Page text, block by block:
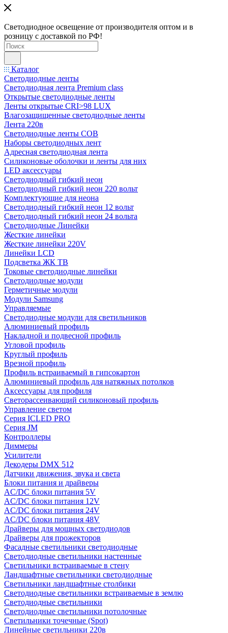
Светодиодное освещение от производителя оптом и в
розницу с доставкой по РФ!
Каталог
Светодиодные ленты
Светодиодная лента Premium class
Открытые светодиодные ленты
Ленты открытые CRI>98 LUX
Влагозащищенные светодиодные ленты
Лента 220в
Светодиодные ленты COB
Наборы светодиодных лент
Адресная светодиодная лента
Силиконовые оболочки и ленты для них
LED аксессуары
Светодиодный гибкий неон
Светодиодный гибкий неон 220 вольт
Комплектующие для неона
Светодиодный гибкий неон 12 вольт
Светодиодный гибкий неон 24 вольта
Светодиодные Линейки
Жесткие линейки
Жесткие линейки 220V
Линейки LCD
Подсветка ЖК ТВ
Токовые светодиодные линейки
Светодиодные модули
Герметичные модули
Модули Samsung
Управляемые
Светодиодные модули для светильников
Алюминиевый профиль
Накладной и подвесной профиль
Угловой профиль
Круглый профиль
Врезной профиль
Профиль встраиваемый в гипсокартон
Алюминиевый профиль для натяжных потолков
Аксессуары для профиля
Светорассеивающий силиконовый профиль
Управление светом
Серия ICLED PRO
Серия JM
Контроллеры
Диммеры
Усилители
Декодеры DMX 512
Датчики движения, звука и света
Блоки питания и драйверы
AC/DC блоки питания 5V
AC/DC блоки питания 12V
AC/DC блоки питания 24V
AC/DC блоки питания 48V
Драйверы для мощных светодиодов
Драйверы для прожекторов
Фасадные светильники светодиодные
Светодиодные светильники настенные
Светильники встраиваемые в стену
Ландшафтные светильники светодиодные
Светильники ландшафтные столбики
Светодиодные светильники встраиваемые в землю
Светодиодные светильники
Светодиодные светильники потолочные
Светильники точечные (Spot)
Линейные светильники 220в